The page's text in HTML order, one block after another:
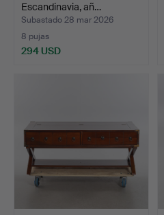
Escandinavia, añ…
Subastado 28 mar 2026
8 pujas
294 USD